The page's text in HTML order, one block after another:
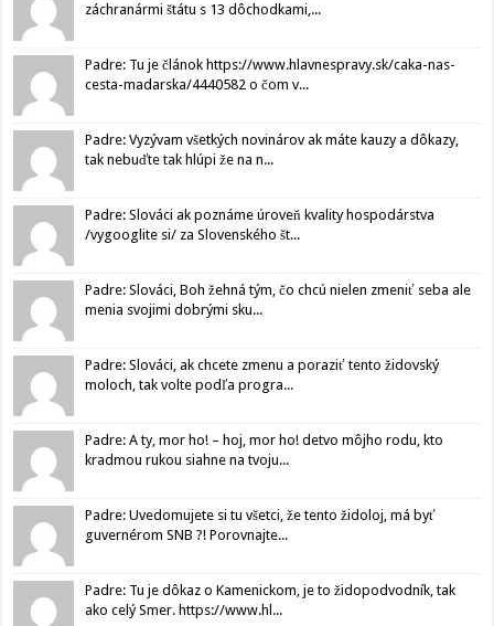
záchranármi štátu s 13 dôchodkami,...
Padre: Tu je článok https://www.hlavnespravy.sk/caka-nas-
cesta-madarska/4440582 o čom v...
Padre: Vyzývam všetkých novinárov ak máte kauzy a dôkazy,
tak nebuďte tak hlúpi že na n...
Padre: Slováci ak poznáme úroveň kvality hospodárstva
/vygooglite si/ za Slovenského št...
Padre: Slováci, Boh žehná tým, čo chcú nielen zmeniť seba ale
menia svojimi dobrými sku...
Padre: Slováci, ak chcete zmenu a poraziť tento židovský
moloch, tak volte podľa progra...
Padre: A ty, mor ho! – hoj, mor ho! detvo môjho rodu, kto
kradmou rukou siahne na tvoju...
Padre: Uvedomujete si tu všetci, že tento židoloj, má byť
guvernérom SNB ?! Porovnajte...
Padre: Tu je dôkaz o Kamenickom, je to židopodvodník, tak
ako celý Smer. https://www.hl...